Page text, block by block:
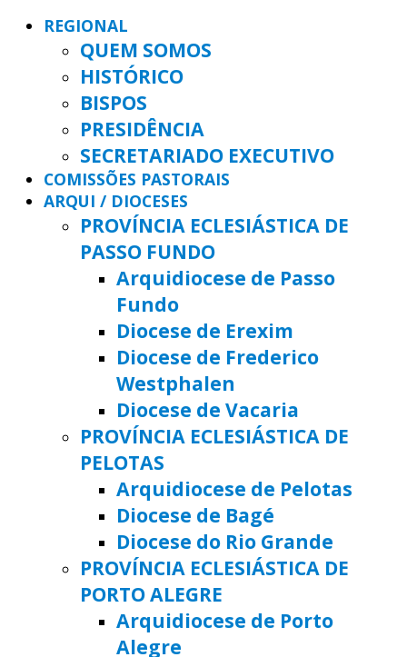
REGIONAL
QUEM SOMOS
HISTÓRICO
BISPOS
PRESIDÊNCIA
SECRETARIADO EXECUTIVO
COMISSÕES PASTORAIS
ARQUI / DIOCESES
PROVÍNCIA ECLESIÁSTICA DE
PASSO FUNDO
Arquidiocese de Passo
Fundo
Diocese de Erexim
Diocese de Frederico
Westphalen
Diocese de Vacaria
PROVÍNCIA ECLESIÁSTICA DE
PELOTAS
Arquidiocese de Pelotas
Diocese de Bagé
Diocese do Rio Grande
PROVÍNCIA ECLESIÁSTICA DE
PORTO ALEGRE
Arquidiocese de Porto
Alegre